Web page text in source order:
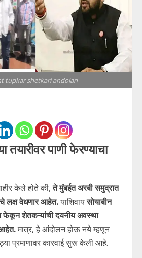
tupkar shetkari andolan
तयारीवर पाणी फेरण्याचा
केले होते की,ते मुंबईत अरबी समुद्रात
लक्ष वेधणार आहेत.याशिवायसोयाबीन
फेकून शेतकऱ्यांची दयनीय अवस्था
मात्र, हे आंदोलन होऊ नये म्हणून
प्रमाणावर कारवाई सुरू केली आहे.